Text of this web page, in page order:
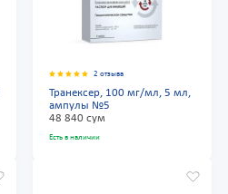
2 отзыва
Транексер, 100 мг/мл, 5 мл,
ампулы №5
48 840 сум
Есть в наличии